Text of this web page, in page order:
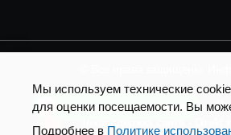
Есть вопросы по доставке?
SEO продвижение сайта -
Мы используем технические
для оценки посещаемости. Вы
Подробнее в Политике